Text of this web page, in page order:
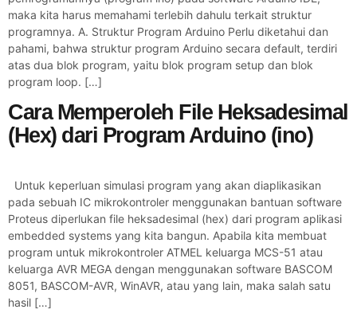
maka kita harus memahami terlebih dahulu terkait struktur
programnya. A. Struktur Program Arduino Perlu diketahui dan
pahami, bahwa struktur program Arduino secara default, terdiri
atas dua blok program, yaitu blok program setup dan blok
program loop. […]
Cara Memperoleh File Heksadesimal
(Hex) dari Program Arduino (ino)
Untuk keperluan simulasi program yang akan diaplikasikan
pada sebuah IC mikrokontroler menggunakan bantuan software
Proteus diperlukan file heksadesimal (hex) dari program aplikasi
embedded systems yang kita bangun. Apabila kita membuat
program untuk mikrokontroler ATMEL keluarga MCS-51 atau
keluarga AVR MEGA dengan menggunakan software BASCOM
8051, BASCOM-AVR, WinAVR, atau yang lain, maka salah satu
hasil […]